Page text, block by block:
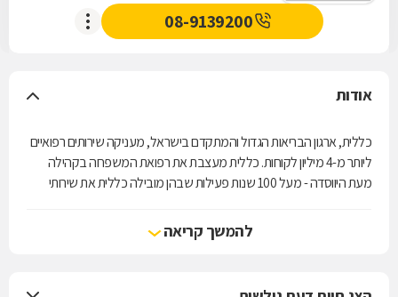
08-9139200
אודות
כללית, ארגון הבריאות הגדול והמתקדם בישראל, מעניקה שירותים רפואיים
ליותר מ-4 מיליון לקוחות. כללית מעצבת את רפואת המשפחה בקהילה
מעת היווסדה - מעל 100 שנות פעילות שבהן מובילה כללית את שירותי
להמשך קריאה